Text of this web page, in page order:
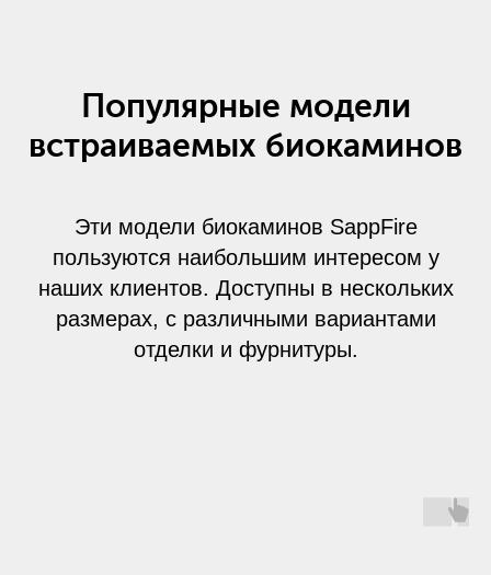
Популярные модели
встраиваемых биокаминов
Эти модели биокаминов SappFire
пользуются наибольшим интересом у
наших клиентов. Доступны в нескольких
размерах, с различными вариантами
отделки и фурнитуры.